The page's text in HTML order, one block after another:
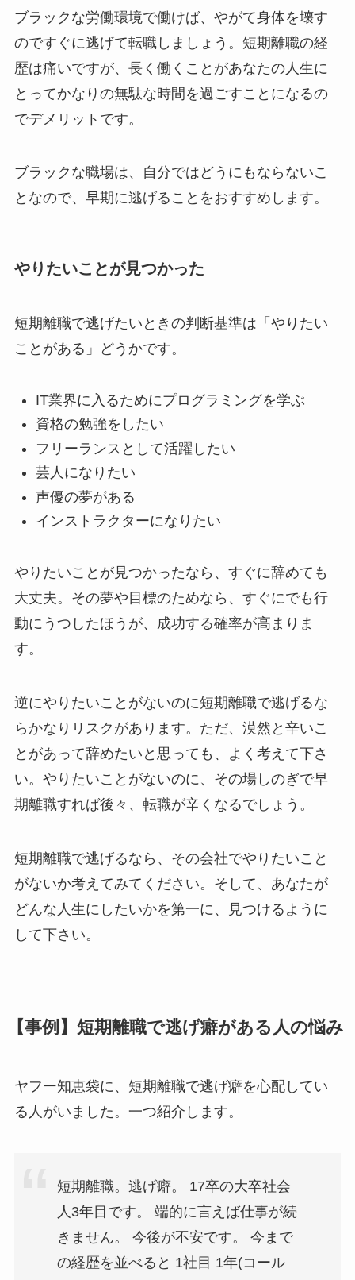
ブラックな労働環境で働けば、やがて身体を壊す
のですぐに逃げて転職しましょう。短期離職の経
歴は痛いですが、長く働くことがあなたの人生に
とってかなりの無駄な時間を過ごすことになるの
でデメリットです。
ブラックな職場は、自分ではどうにもならないこ
となので、早期に逃げることをおすすめします。
やりたいことが見つかった
短期離職で逃げたいときの判断基準は「やりたい
ことがある」どうかです。
IT業界に入るためにプログラミングを学ぶ
資格の勉強をしたい
フリーランスとして活躍したい
芸人になりたい
声優の夢がある
インストラクターになりたい
やりたいことが見つかったなら、すぐに辞めても
大丈夫。その夢や目標のためなら、すぐにでも行
動にうつしたほうが、成功する確率が高まりま
す。
逆にやりたいことがないのに短期離職で逃げるな
らかなりリスクがあります。ただ、漠然と辛いこ
とがあって辞めたいと思っても、よく考えて下さ
い。やりたいことがないのに、その場しのぎで早
期離職すれば後々、転職が辛くなるでしょう。
短期離職で逃げるなら、その会社でやりたいこと
がないか考えてみてください。そして、あなたが
どんな人生にしたいかを第一に、見つけるように
して下さい。
【事例】短期離職で逃げ癖がある人の悩み
ヤフー知恵袋に、短期離職で逃げ癖を心配してい
る人がいました。一つ紹介します。
短期離職。逃げ癖。 17卒の大卒社会
人3年目です。 端的に言えば仕事が続
きません。 今後が不安です。 今まで
の経歴を並べると 1社目 1年(コール